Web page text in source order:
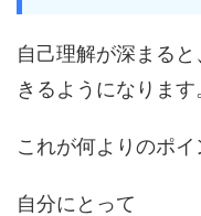
自己理解が深まると
きるようになります
これが何よりのポイ
自分にとって